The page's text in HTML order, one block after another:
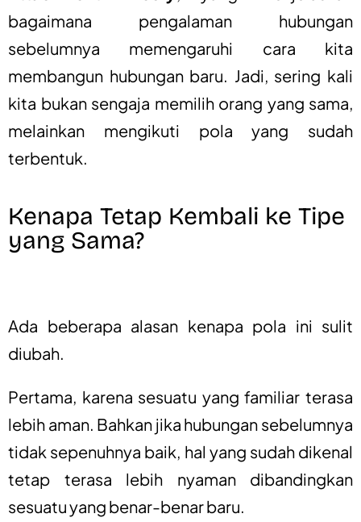
bagaimana pengalaman hubungan
sebelumnya memengaruhi cara kita
membangun hubungan baru. Jadi, sering kali
kita bukan sengaja memilih orang yang sama,
melainkan mengikuti pola yang sudah
terbentuk.
Kenapa Tetap Kembali ke Tipe
yang Sama?
Ada beberapa alasan kenapa pola ini sulit
diubah.
Pertama, karena sesuatu yang familiar terasa
lebih aman. Bahkan jika hubungan sebelumnya
tidak sepenuhnya baik, hal yang sudah dikenal
tetap terasa lebih nyaman dibandingkan
sesuatu yang benar-benar baru.